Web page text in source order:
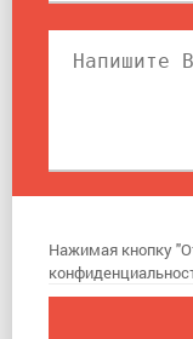
Нажимая кнопку